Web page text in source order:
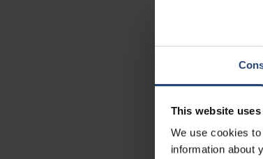
This website
We use cookies
information about
EMEA.